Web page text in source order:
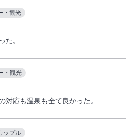
・観光
た。
・観光
対応も温泉も全て良かった。
ップル